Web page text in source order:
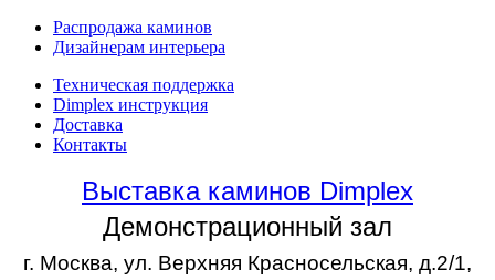
Распродажа каминов
Дизайнерам интерьера
Техническая поддержка
Dimplex инструкция
Доставка
Контакты
Выставка каминов Dimplex
Демонстрационный зал
г. Москва, ул. Верхняя Красносельская, д.2/1,